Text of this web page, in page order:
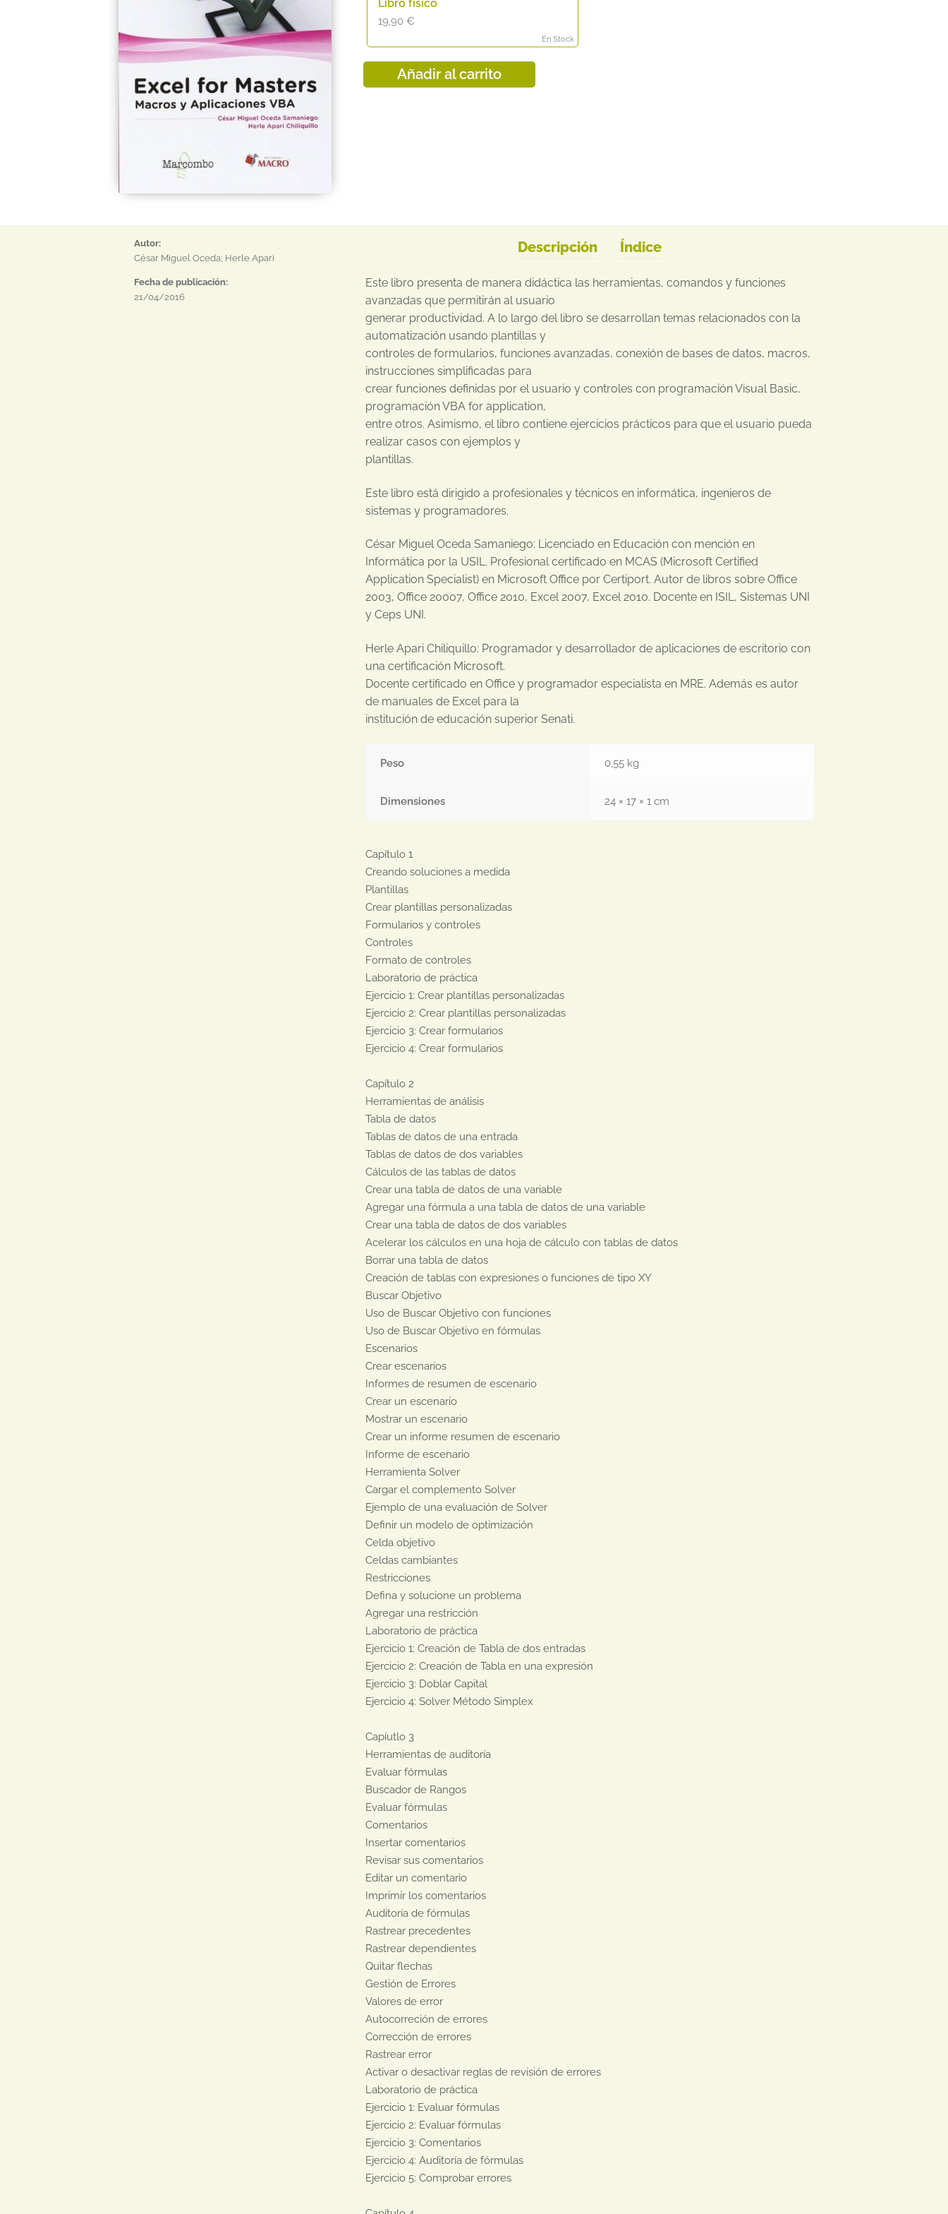
Libro físico
19,90€
En Stock
Añadir al carrito
Autor:
César Miguel Oceda; Herle Apari
Fecha de publicación:
21/04/2016
Descripción Índice
Este libro presenta de manera didáctica las herramientas, comandos y funciones
avanzadas que permitirán al usuario
generar productividad. A lo largo del libro se desarrollan temas relacionados con la
automatización usando plantillas y
controles de formularios, funciones avanzadas, conexión de bases de datos, macros,
instrucciones simplificadas para
crear funciones definidas por el usuario y controles con programación Visual Basic,
programación VBA for application,
entre otros. Asimismo, el libro contiene ejercicios prácticos para que el usuario pueda
realizar casos con ejemplos y
plantillas.
Este libro está dirigido a profesionales y técnicos en informática, ingenieros de
sistemas y programadores.
César Miguel Oceda Samaniego: Licenciado en Educación con mención en
Informática por la USIL. Profesional certificado en MCAS (Microsoft Certified
Application Specialist) en Microsoft Office por Certiport. Autor de libros sobre Office
2003, Office 20007, Office 2010, Excel 2007, Excel 2010. Docente en ISIL, Sistemas UNI
y Ceps UNI.
Herle Apari Chiliquillo: Programador y desarrollador de aplicaciones de escritorio con
una certificación Microsoft.
Docente certificado en Office y programador especialista en MRE. Además es autor
de manuales de Excel para la
institución de educación superior Senati.
Peso 0,55 kg
Dimensiones 24 × 17 × 1 cm
Capítulo 1
Creando soluciones a medida
Plantillas
Crear plantillas personalizadas
Formularios y controles
Controles
Formato de controles
Laboratorio de práctica
Ejercicio 1: Crear plantillas personalizadas
Ejercicio 2: Crear plantillas personalizadas
Ejercicio 3: Crear formularios
Ejercicio 4: Crear formularios
Capítulo 2
Herramientas de análisis
Tabla de datos
Tablas de datos de una entrada
Tablas de datos de dos variables
Cálculos de las tablas de datos
Crear una tabla de datos de una variable
Agregar una fórmula a una tabla de datos de una variable
Crear una tabla de datos de dos variables
Acelerar los cálculos en una hoja de cálculo con tablas de datos
Borrar una tabla de datos
Creación de tablas con expresiones o funciones de tipo XY
Buscar Objetivo
Uso de Buscar Objetivo con funciones
Uso de Buscar Objetivo en fórmulas
Escenarios
Crear escenarios
Informes de resumen de escenario
Crear un escenario
Mostrar un escenario
Crear un informe resumen de escenario
Informe de escenario
Herramienta Solver
Cargar el complemento Solver
Ejemplo de una evaluación de Solver
Definir un modelo de optimización
Celda objetivo
Celdas cambiantes
Restricciones
Defina y solucione un problema
Agregar una restricción
Laboratorio de práctica
Ejercicio 1: Creación de Tabla de dos entradas
Ejercicio 2: Creación de Tabla en una expresión
Ejercicio 3: Doblar Capital
Ejercicio 4: Solver Método Simplex
Capíutlo 3
Herramientas de auditoría
Evaluar fórmulas
Buscador de Rangos
Evaluar fórmulas
Comentarios
Insertar comentarios
Revisar sus comentarios
Editar un comentario
Imprimir los comentarios
Auditoría de fórmulas
Rastrear precedentes
Rastrear dependientes
Quitar flechas
Gestión de Errores
Valores de error
Autocorreción de errores
Corrección de errores
Rastrear error
Activar o desactivar reglas de revisión de errores
Laboratorio de práctica
Ejercicio 1: Evaluar fórmulas
Ejercicio 2: Evaluar fórmulas
Ejercicio 3: Comentarios
Ejercicio 4: Auditoría de fórmulas
Ejercicio 5: Comprobar errores